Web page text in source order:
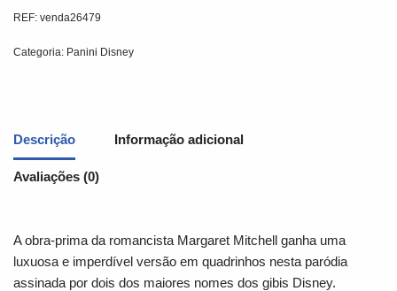
REF: venda26479
Categoria: Panini Disney
Descrição Informação adicional
Avaliações (0)
A obra-prima da romancista Margaret Mitchell ganha uma
luxuosa e imperdível versão em quadrinhos nesta paródia
assinada por dois dos maiores nomes dos gibis Disney.